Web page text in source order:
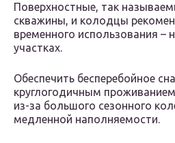
Поверхностные, так
скважины, и колодцы
временного использования –
участках.
Обеспечить бесперебойное
круглогодичным
из-за большого сезонного
медленной наполняемости.